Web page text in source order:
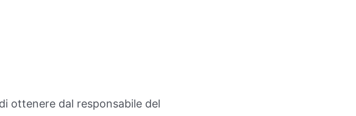
ottenere dal responsabile del